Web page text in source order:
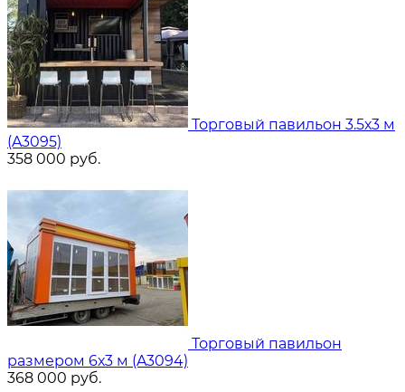
Торговый павильон 3.5х3 м
(A3095)
358 000 руб.
Торговый павильон
размером 6х3 м (A3094)
368 000 руб.